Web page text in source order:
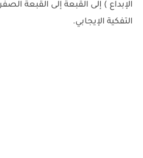
الإبداع ) إلى القبعة إلى القبعة
التفكية الإيجابي.